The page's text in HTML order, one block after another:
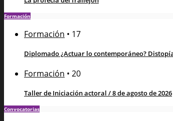
Formación
Formación • 17
Diplomado ¿Actuar lo contemporáneo?
Formación • 20
Taller de Iniciación actoral / 8 de agosto de 2026
Convocatorias